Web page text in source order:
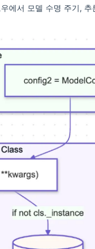
에서 모델 수명 주기,